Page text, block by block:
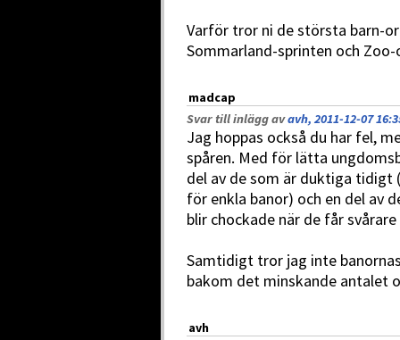
Varför tror ni de största barn-
Sommarland-sprinten och
madcap
Svar till inlägg avavh, 2011-12-07
Jag hoppas också du har fel,
spåren. Med för lätta
del av de som är duktiga
för enkla banor) och en del av
blir chockade när de får
Samtidigt tror jag inte
bakom det minskande antalet
avh